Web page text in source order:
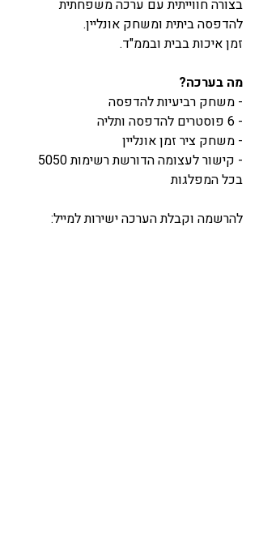
בצורה חווייתית עם ערכה משפחתית
להדפסה ביתית ומשחק אונליין.
זמן איכות בבית ובממ"ד.
מה בערכה?
- משחק רביעיות להדפסה
- 6 פוסטרים להדפסה ותליה
- משחק ציר זמן אונליין
- קישור לעצומה הדורשת רשימות 5050
בכל המפלגות
להרשמה וקבלת הערכה ישירות למייל: